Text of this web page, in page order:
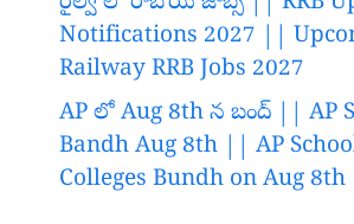
Notifications 2027 ||
Railway RRB Jobs 2027
AP లో Aug 8th న బంద్ || AP
Bandh Aug 8th || AP
Colleges Bundh on Aug 8th